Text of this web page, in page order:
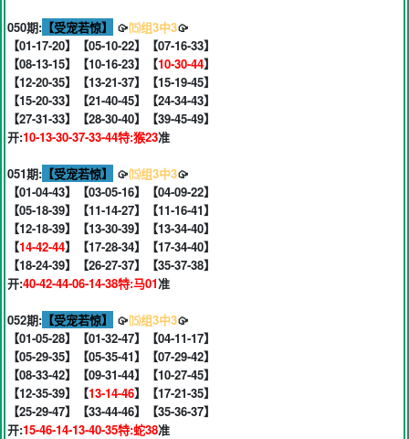
050期: 【受宠若惊】 🥠⒂组3中3🥠
【01-17-20】【05-10-22】【07-16-33】
【08-13-15】【10-16-23】【10-30-44】
【12-20-35】【13-21-37】【15-19-45】
【15-20-33】【21-40-45】【24-34-43】
【27-31-33】【28-30-40】【39-45-49】
开:10-13-30-37-33-44特:猴23准
051期: 【受宠若惊】 🥠⒂组3中3🥠
【01-04-43】【03-05-16】【04-09-22】
【05-18-39】【11-14-27】【11-16-41】
【12-18-39】【13-30-39】【13-34-40】
【14-42-44】【17-28-34】【17-34-40】
【18-24-39】【26-27-37】【35-37-38】
开:40-42-44-06-14-38特:马01准
052期: 【受宠若惊】 🥠⒂组3中3🥠
【01-05-28】【01-32-47】【04-11-17】
【05-29-35】【05-35-41】【07-29-42】
【08-33-42】【09-31-44】【10-27-45】
【12-35-39】【13-14-46】【17-21-35】
【25-29-47】【33-44-46】【35-36-37】
开:15-46-14-13-40-35特:蛇38准